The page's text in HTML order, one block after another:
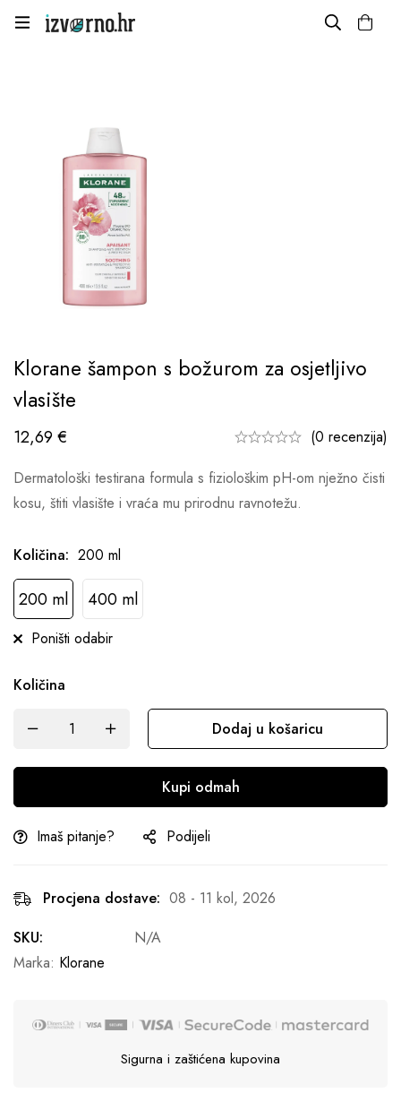
Klorane šampon s božurom za osjetljivo
vlasište
12,69 €
(0 recenzija)
Dermatološki testirana formula s fiziološkim pH-om nježno čisti
kosu, štiti vlasište i vraća mu prirodnu ravnotežu.
Količina: 200 ml
200 ml 400 ml
Poništi odabir
Količina
Dodaj u košaricu
Kupi odmah
Imaš pitanje? Podijeli
Procjena dostave: 08 - 11 kol, 2026
SKU:
N/A
Marka: Klorane
Sigurna i zaštićena kupovina